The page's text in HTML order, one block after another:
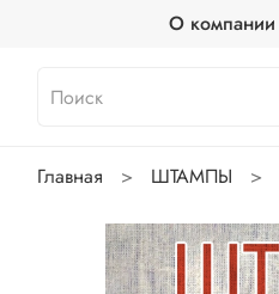
О компании
Главная ШТАМПЫ